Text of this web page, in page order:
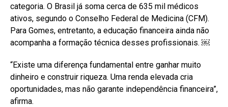
categoria. O Brasil já soma cerca de 635 mil médicos
ativos, segundo o Conselho Federal de Medicina (CFM).
Para Gomes, entretanto, a educação financeira ainda não
acompanha a formação técnica desses profissionais. ￼
“Existe uma diferença fundamental entre ganhar muito
dinheiro e construir riqueza. Uma renda elevada cria
oportunidades, mas não garante independência financeira”,
afirma.